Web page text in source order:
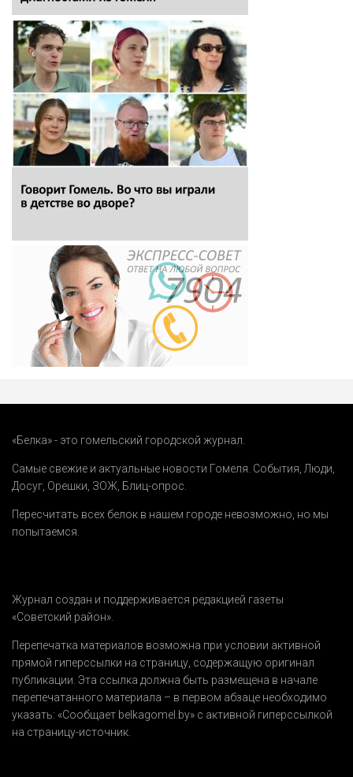
«Белка» - это гомельский городской журнал.
Самые свежие и актуальные новости Гомеля. События Люди
Досуг Орешки ЗОЖ Блиц-опрос
Пересчитать всех белок в нашем городе невозможно, но мы
попытаемся.
Журнал создан и поддерживается редакцией газеты
«Советский район».
Перепечатка материалов возможна при условии активной
прямой гиперссылки на страницу, содержащую оригинал
публикации. Эта ссылка должна быть размещена в начале
перепечатанного материала – в первом абзаце необходимо
указать: «Сообщает belkagomel.by» с активной гиперссылкой
на страницу-источник.